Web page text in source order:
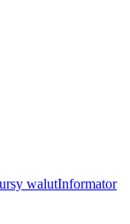
walutInformator